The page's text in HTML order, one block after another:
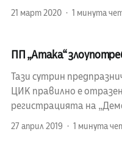
21 март 2020 1 минута
ПП „Атака“
Тази сутрин
ЦИК правилно е
регистрацията на
27 април 2019 1 минута